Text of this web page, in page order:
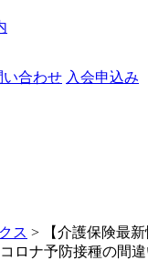
い合わせ 入会申込み
ス > 【介護保険最
ロナ予防接種の間